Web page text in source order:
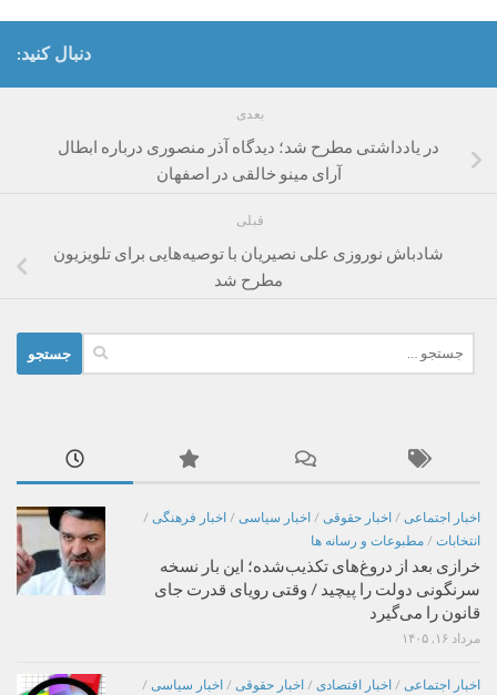
دنبال کنید:
بعدی
در یادداشتی مطرح شد؛ دیدگاه آذر منصوری درباره ابطال
آرای مینو خالقی در اصفهان
قبلی
شادباش نوروزی علی نصیریان با توصیه‌هایی برای تلویزیون
مطرح شد
برای:
اخبار اجتماعی / اخبار حقوقی / اخبار سیاسی / اخبار فرهنگی /
انتخابات / مطبوعات و رسانه ها
خرازی بعد از دروغ‌های تکذیب‌شده؛ این بار نسخه
سرنگونی دولت را پیچید / وقتی رویای قدرت جای
قانون را می‌گیرد
مرداد ۱۶, ۱۴۰۵
اخبار اجتماعی / اخبار اقتصادی / اخبار حقوقی / اخبار سیاسی /